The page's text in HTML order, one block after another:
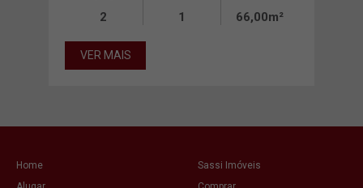
2 1 66,00m²
VER MAIS
Home
Sassi Imóveis